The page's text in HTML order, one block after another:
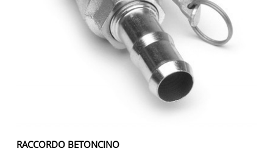
RACCORDO BETONCINO